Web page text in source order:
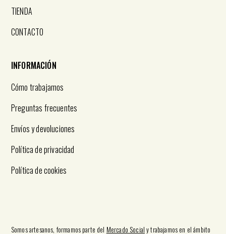
TIENDA
CONTACTO
INFORMACIÓN
Cómo trabajamos
Preguntas frecuentes
Envíos y devoluciones
Política de privacidad
Política de cookies
Somos artesanos, formamos parte del Mercado Social y trabajamos en el ámbito